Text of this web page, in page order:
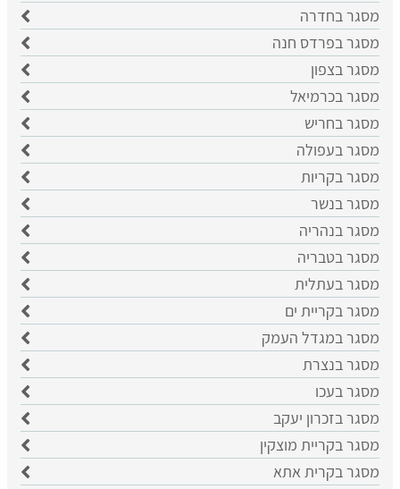
מסגר בחדרה
מסגר בפרדס חנה
מסגר בצפון
מסגר בכרמיאל
מסגר בחריש
מסגר בעפולה
מסגר בקריות
מסגר בנשר
מסגר בנהריה
מסגר בטבריה
מסגר בעתלית
מסגר בקריית ים
מסגר במגדל העמק
מסגר בנצרת
מסגר בעכו
מסגר בזכרון יעקב
מסגר בקריית מוצקין
מסגר בקרית אתא